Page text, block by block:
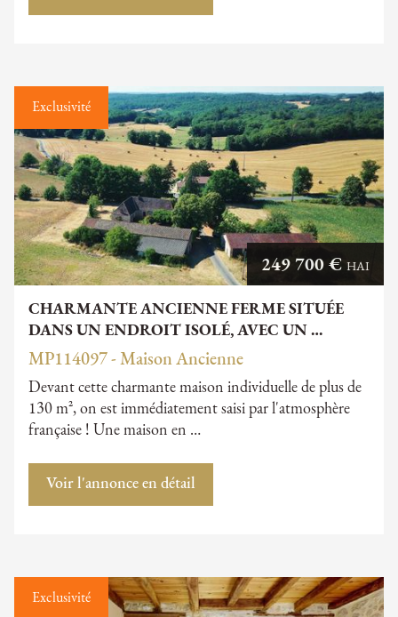
Exclusivité
CHARMANTE ANCIENNE FERME SITUÉE
DANS UN ENDROIT ISOLÉ, AVEC UN …
249 700 € HAI
MP114097 - Maison Ancienne
Devant cette charmante maison individuelle de plus de
130 m², on est immédiatement saisi par l'atmosphère
française ! Une maison en …
Voir l'annonce en détail
Exclusivité